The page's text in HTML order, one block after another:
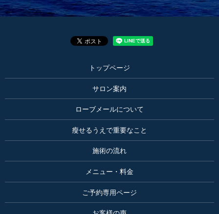
トップページ
サロン案内
ローブメールについて
瘦せるうえで重要なこと
施術の流れ
メニュー・料金
ご予約専用ページ